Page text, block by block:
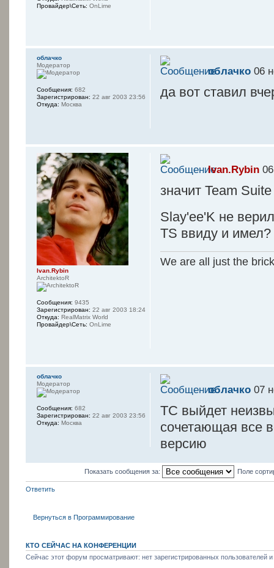
¦-¦ ZiP
¦-
¦-¦
¦¦¦ п
L-
¦-
¦-¦
¦-
¦-¦
Провайдер\Сеть: OnLime
oблачко 06
да вот ставил
oблачко
Модератор
Сообщения: 682
Зарегистрирован: 22 авг 2003 23:56
Откуда: Москва
Ivan.Rybin
значит Team
Slay'ee'K не
ТS ввиду и имел?
We are all just the
Ivan.Rybin
ArchitektoR
Сообщения: 9435
Зарегистрирован: 22 авг 2003 18:24
Откуда: RealMatrix World
Провайдер\Сеть: OnLime
oблачко 07
ТС выйдет
сочетающая все
версию
oблачко
Модератор
Сообщения: 682
Зарегистрирован: 22 авг 2003 23:56
Откуда: Москва
Показать сообщения за: Поле
Ответить
Вернуться в Программирование
КТО СЕЙЧАС НА КОНФЕРЕНЦИИ
Сейчас этот форум просматривают: нет зарегистрированных пользователей и